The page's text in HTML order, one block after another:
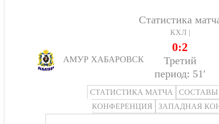
Статистика
КХЛ |
АМУР ХАБАРОВСК
0:2
Третий
период: 51'
СТАТИСТИКА МАТЧА
СОСТАВЫ
КОНФЕРЕНЦИЯ
ЗАПАДНАЯ